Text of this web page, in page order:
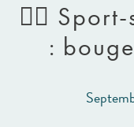
🚴‍♀️
: